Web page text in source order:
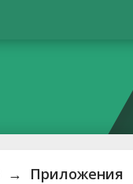
→ Приложения